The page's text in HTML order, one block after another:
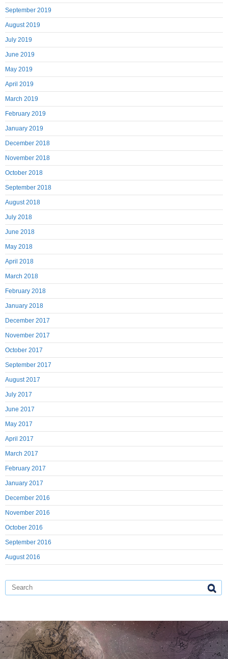
September 2019
August 2019
July 2019
June 2019
May 2019
April 2019
March 2019
February 2019
January 2019
December 2018
November 2018
October 2018
September 2018
August 2018
July 2018
June 2018
May 2018
April 2018
March 2018
February 2018
January 2018
December 2017
November 2017
October 2017
September 2017
August 2017
July 2017
June 2017
May 2017
April 2017
March 2017
February 2017
January 2017
December 2016
November 2016
October 2016
September 2016
August 2016